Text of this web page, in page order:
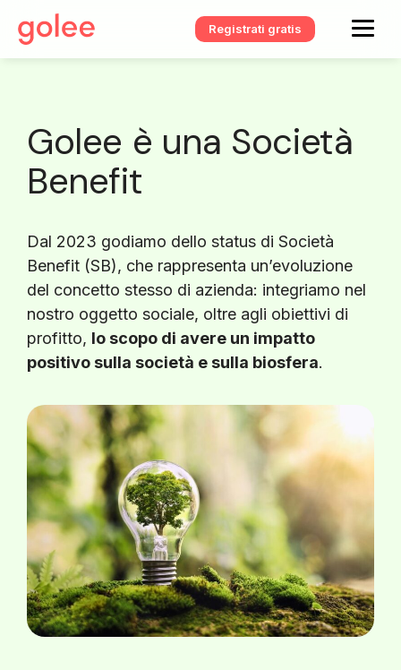
Registrati gratis
Golee è una Società
Benefit
Dal 2023 godiamo dello status di Società
Benefit (SB), che rappresenta un’evoluzione
del concetto stesso di azienda: integriamo nel
nostro oggetto sociale, oltre agli obiettivi di
profitto, lo scopo di avere un impatto
positivo sulla società e sulla biosfera.